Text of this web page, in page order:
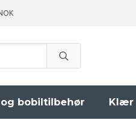
bobiltilbehør Klær